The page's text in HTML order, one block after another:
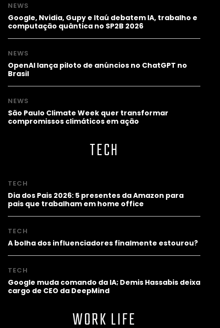
NEWS
Google, Nvidia, Gupy e Itaú debatem IA, trabalho e
computação quântica no SP2B 2026
NEWS
OpenAI lança piloto de anúncios no ChatGPT no
Brasil
NEWS
São Paulo Climate Week quer transformar
compromissos climáticos em ação
TECH
TECH
Dia dos Pais 2026: 5 presentes da Amazon para
pais que trabalham em home office
TECH
A bolha dos influenciadores finalmente estourou?
TECH
Google muda comando da IA; Demis Hassabis deixa
cargo de CEO da DeepMind
WORK LIFE